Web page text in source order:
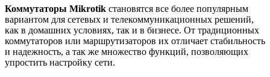
Коммутаторы Mikrotik становятся все более популярным
вариантом для сетевых и телекоммуникационных решений,
как в домашних условиях, так и в бизнесе. От традиционных
коммутаторов или маршрутизаторов их отличает стабильность
и надежность, а так же множество функций, позволяющих
упростить настройку сети.